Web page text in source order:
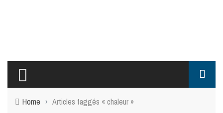
Home › Articles taggés « chaleur »